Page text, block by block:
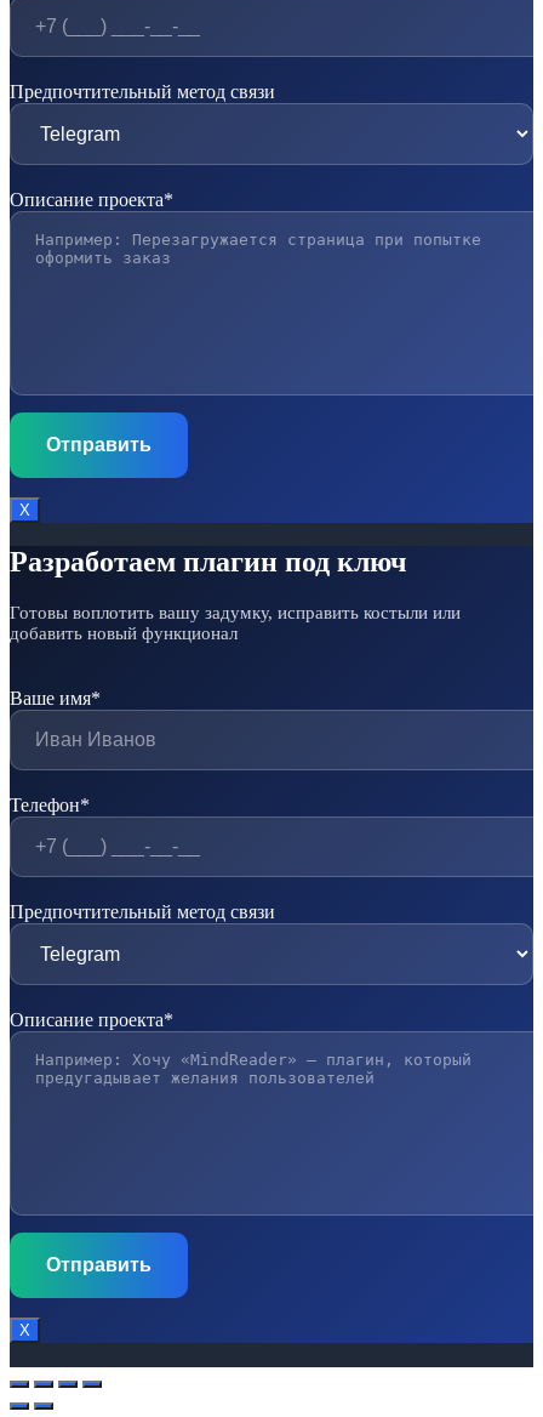
Предпочтительный метод связи
Описание проекта*
Х
Разработаем плагин под ключ
Готовы воплотить вашу задумку, исправить костыли или
добавить новый функционал
Ваше имя*
Телефон*
Предпочтительный метод связи
Описание проекта*
Х